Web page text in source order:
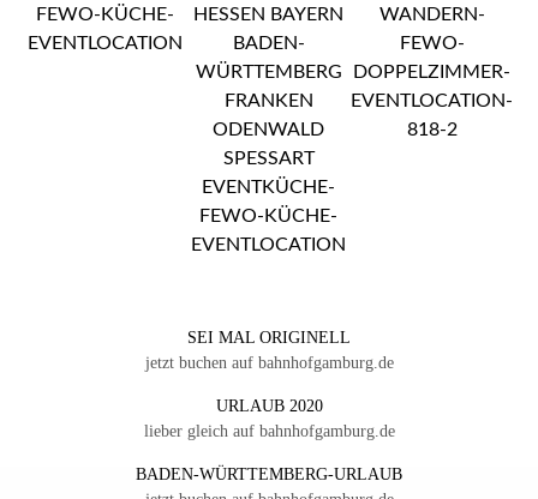
SEI MAL ORIGINELL
jetzt buchen auf bahnhofgamburg.de
URLAUB 2020
lieber gleich auf bahnhofgamburg.de
BADEN-WÜRTTEMBERG-URLAUB